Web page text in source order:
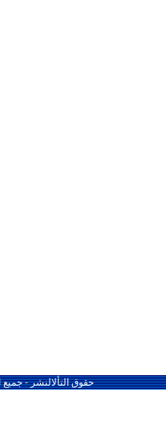
حقوق التألالنشر -